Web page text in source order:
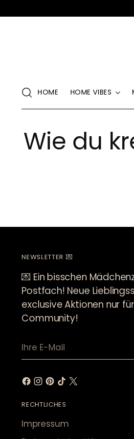
HOME HOME VIBES
Wie du
NEWSLETTER 💌
💌 Ein bisschen
Postfach! Neue
exclusive Aktionen nur
Community!
E-
RECHTLICHES
Impressum